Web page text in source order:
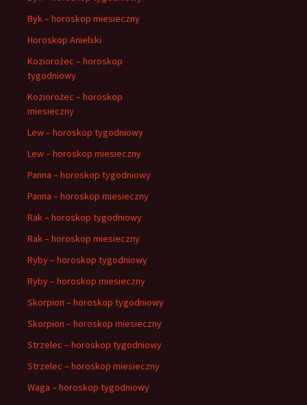
Byk – horoskop miesieczny
Horoskop Anielski
Koziorożec – horoskop
tygodniowy
Koziorożec – horoskop
miesieczny
Lew – horoskop tygodniowy
Lew – horoskop miesieczny
Panna – horoskop tygodniowy
Panna – horoskop miesieczny
Rak – horoskop tygodniowy
Rak – horoskop miesieczny
Ryby – horoskop tygodniowy
Ryby – horoskop miesieczny
Skorpion – horoskop tygodniowy
Skorpion – horoskop miesieczny
Strzelec – horoskop tygodniowy
Strzelec – horoskop miesieczny
Waga – horoskop tygodniowy